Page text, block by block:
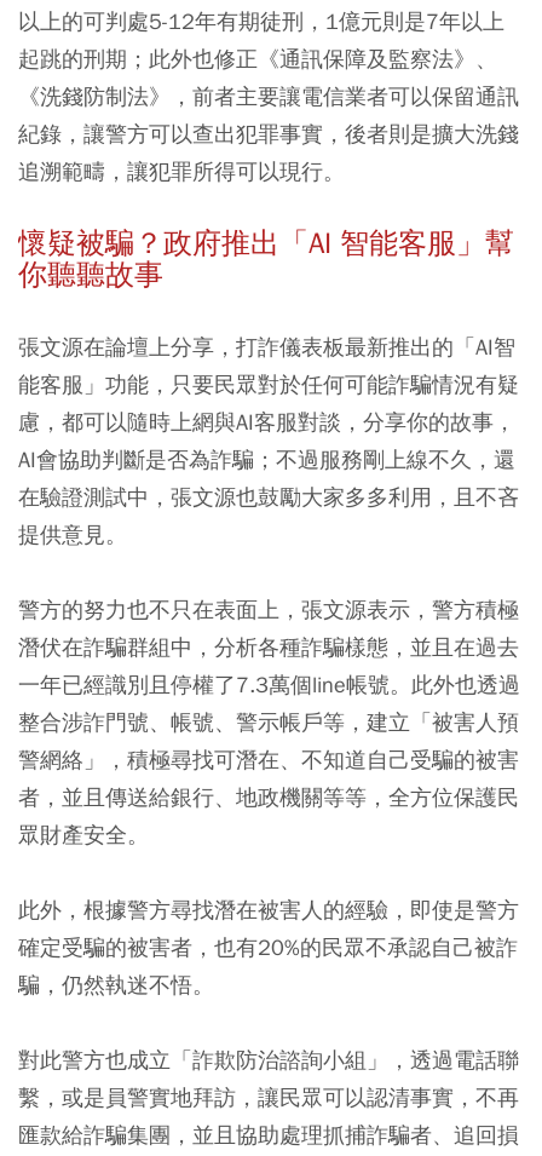
以上的可判處5-12年有期徒刑，1億元則是7年以上
起跳的刑期；此外也修正《通訊保障及監察法》、
《洗錢防制法》，前者主要讓電信業者可以保留通訊
紀錄，讓警方可以查出犯罪事實，後者則是擴大洗錢
追溯範疇，讓犯罪所得可以現行。
懷疑被騙？政府推出「AI 智能客服」幫
你聽聽故事
張文源在論壇上分享，打詐儀表板最新推出的「AI智
能客服」功能，只要民眾對於任何可能詐騙情況有疑
慮，都可以隨時上網與AI客服對談，分享你的故事，
AI會協助判斷是否為詐騙；不過服務剛上線不久，還
在驗證測試中，張文源也鼓勵大家多多利用，且不吝
提供意見。
警方的努力也不只在表面上，張文源表示，警方積極
潛伏在詐騙群組中，分析各種詐騙樣態，並且在過去
一年已經識別且停權了7.3萬個line帳號。此外也透過
整合涉詐門號、帳號、警示帳戶等，建立「被害人預
警網絡」，積極尋找可潛在、不知道自己受騙的被害
者，並且傳送給銀行、地政機關等等，全方位保護民
眾財產安全。
此外，根據警方尋找潛在被害人的經驗，即使是警方
確定受騙的被害者，也有20%的民眾不承認自己被詐
騙，仍然執迷不悟。
對此警方也成立「詐欺防治諮詢小組」，透過電話聯
繫，或是員警實地拜訪，讓民眾可以認清事實，不再
匯款給詐騙集團，並且協助處理抓捕詐騙者、追回損